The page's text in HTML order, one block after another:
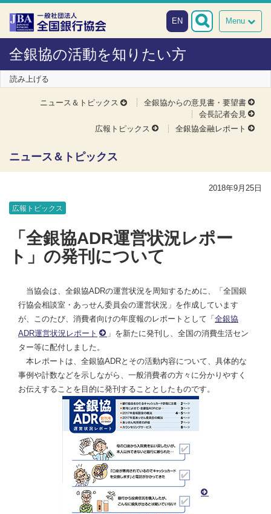
本文へスキップ
障がい者向け相談窓口
Menu
EN
全銀協の活動を知りたい方
読み上げる
ニュース＆トピックス
全銀協からの意見書・要望書
会長記者会見
広報トピックス
全銀協金融レポート
ニュース＆トピックス
2018年9月25日
広報トピックス
「全銀協ADR運営状況レポー
ト」の発刊について
当協会は、全銀協ADRの運営状況を周知するために、「全国銀
行協会相談室・あっせん委員会の運営状況」を作成しています
が、このたび、消費者向けの年度報のレポートとして「 全銀協
ADR運営状況レポート
」を新たに発刊し、全国の消費生活セン
ター等に配付しました。
本レポートは、全銀協ADRとその活動内容について、具体的な
事例や計数などを示しながら、一般消費者の方々に分かりやすく
お伝えすることを目的に発刊することとしたものです。